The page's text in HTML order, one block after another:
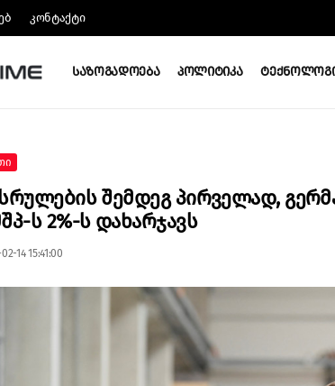
Კონტაქტი
Საზოგადოება Პოლიტიკა
Შემდეგ Პირველად,
Ს 2%-Ს Დახარჯავს
14 15:41:00